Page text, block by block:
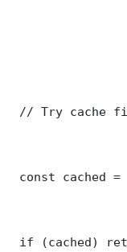
// Try cache
const cached =
if (cached)